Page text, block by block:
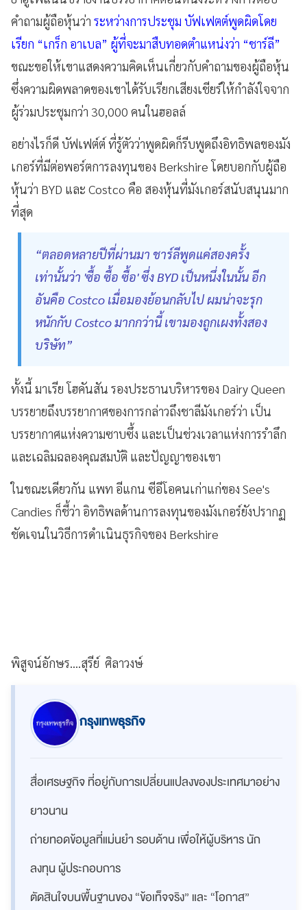
คำถามผู้ถือหุ้นว่า ระหว่างการประชุม บัฟเฟตต์พูดผิดโดย
เรียก “เกร็ก อาเบล” ผู้ที่จะมาสืบทอดตำแหน่งว่า “ชาร์ลี”
ขณะขอให้เขาแสดงความคิดเห็นเกี่ยวกับคำถามของผู้ถือหุ้น
ซึ่งความผิดพลาดของเขาได้รับเรียกเสียงเชียร์ให้กำลังใจจาก
ผู้ร่วมประชุมกว่า 30,000 คนในฮอลล์
อย่างไรก็ดี บัฟเฟต์ต์ ที่รู้ตัวว่าพูดผิดก็รีบพูดถึงอิทธิพลของมัง
เกอร์ที่มีต่อพอร์ตการลงทุนของ Berkshire โดยบอกกับผู้ถือ
หุ้นว่า BYD และ Costco คือ สองหุ้นที่มังเกอร์สนับสนุนมาก
ที่สุด
“ตลอดหลายปีที่ผ่านมา ชาร์ลีพูดแค่สองครั้ง
เท่านั้นว่า 'ซื้อ ซื้อ ซื้อ' ซึ่ง BYD เป็นหนึ่งในนั้น อีก
อันคือ Costco เมื่อมองย้อนกลับไป ผมน่าจะรุก
หนักกับ Costco มากกว่านี้ เขามองถูกเผงทั้งสอง
บริษัท”
ทั้งนี้ มาเรีย โฮคันสัน รองประธานบริหารของ Dairy Queen
บรรยายถึงบรรยากาศของการกล่าวถึงชาลีมังเกอร์ว่า เป็น
บรรยากาศแห่งความซาบซึ้ง และเป็นช่วงเวลาแห่งการรำลึก
และเฉลิมฉลองคุณสมบัติ และปัญญาของเขา
ในขณะเดียวกัน แพท อีแกน ซีอีโอคนเก่าแก่ของ See's
Candies ก็ชี้ว่า อิทธิพลด้านการลงทุนของมังเกอร์ยังปรากฏ
ชัดเจนในวิธีการดำเนินธุรกิจของ Berkshire
พิสูจน์อักษร....สุรีย์ ศิลาวงษ์
กรุงเทพธุรกิจ
สื่อเศรษฐกิจ ที่อยู่กับการเปลี่ยนแปลงของประเทศมาอย่าง
ยาวนาน
ถ่ายทอดข้อมูลที่แม่นยำ รอบด้าน เพื่อให้ผู้บริหาร นัก
ลงทุน ผู้ประกอบการ
ตัดสินใจบนพื้นฐานของ “ข้อเท็จจริง” และ “โอกาส”